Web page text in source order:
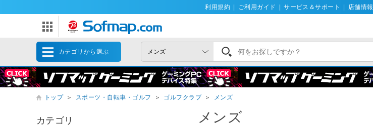
利用規約 ご利用ガイド サービス＆サポート 店舗情報
カテゴリから選ぶ
トップ ＞ スポーツ・自転車・ゴルフ ＞ ゴルフクラブ ＞ メンズ
メンズ
カテゴリ